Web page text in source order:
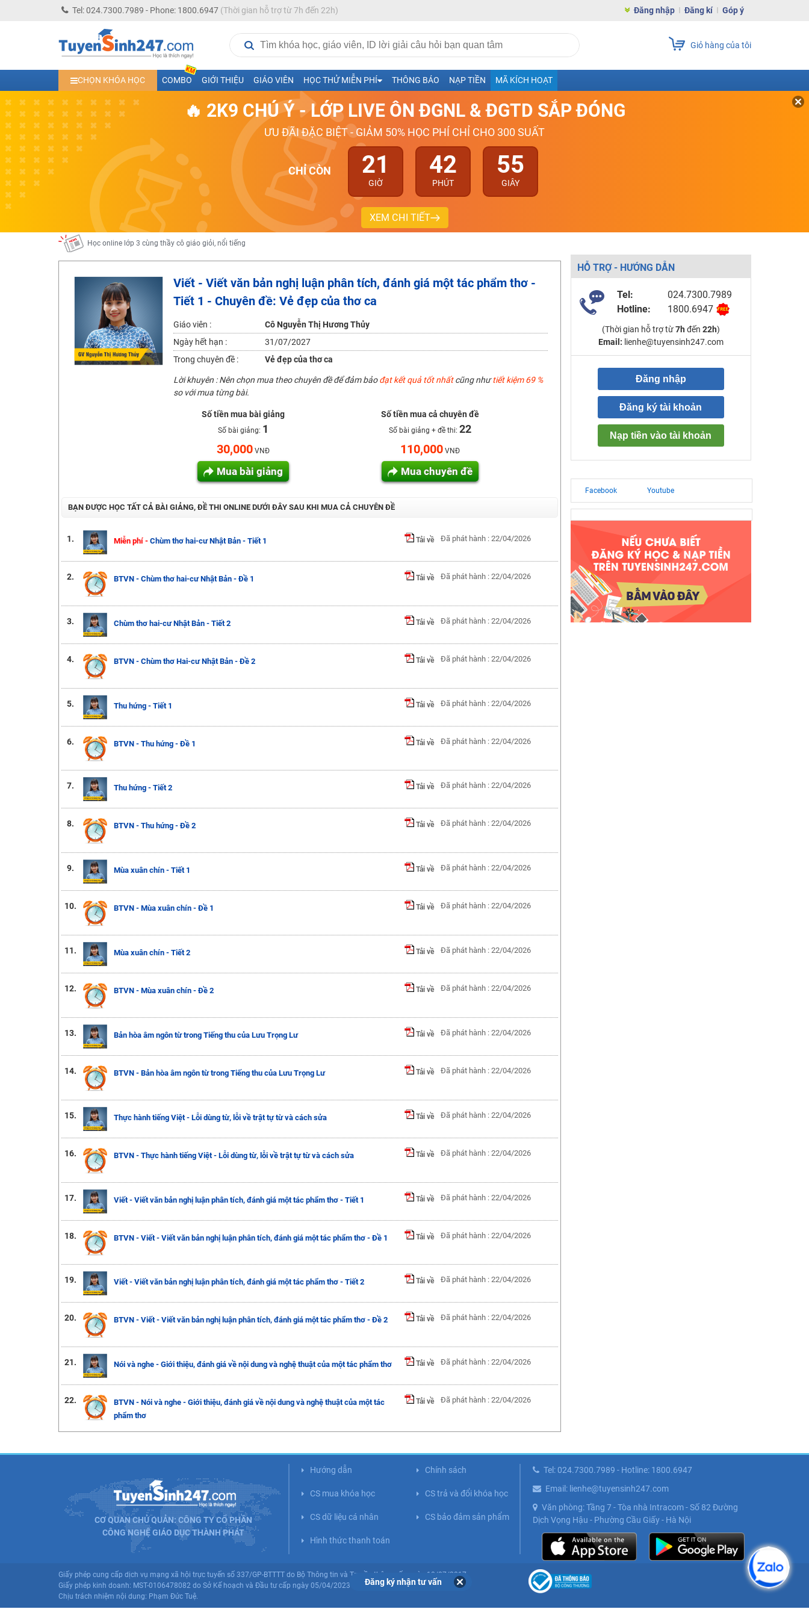
Tel: 024.7300.7989 - Phone: 1800.6947(Thời gian hỗ trợ từ 7h đến 22h) Đăng nhập Đăng kí Góp ý
Giỏ hàng của tôi
CHỌN KHÓA HỌC COMBO GIỚI THIỆU GIÁO VIÊN HỌC THỬ MIỄN PHÍ THÔNG BÁO NẠP TIỀN MÃ KÍCH HOẠT
🔥 2K9 CHÚ Ý - LỚP LIVE ÔN ĐGNL & ĐGTD SẮP ĐÓNG
ƯU ĐÃI ĐẶC BIỆT - GIẢM 50% HỌC PHÍ CHỈ CHO 300 SUẤT
CHỈ CÒN 21
GIỜ
42
PHÚT
54
GIÂY
XEM CHI TIẾT
Học trực tuyến lớp 10 các môn Toán - Lý - Hóa - Văn - Anh- Sinh-Sử-Địa cùng Thầy Cô giỏi, nổi tiếng
Học online trực tuyến cấp Tiểu học và THCS năm học 2026-2027
Học online lớp 5 cùng thầy cô giáo giỏi, nổi tiếng
Học online lớp 7 cùng thầy cô giáo giỏi
Học online lớp 6 cùng thầy cô giỏi, nổi tiếng
Học online lớp 8 cùng thầy cô giáo giỏi
2K13! Bứt Phá Lớp 5 Năm Học 2023 - 2024
Học online lớp 4 cùng thầy cô giáo giỏi, nổi tiếng
Học online lớp 3 cùng thầy cô giáo giỏi, nổi tiếng
Học online lớp 2 với thầy cô giáo giỏi, nổi tiếng
2K6! Lộ Trình Sun 2024 - Ba bước luyện thi TN THPT - ĐH ít nhất 25 điểm
Hot! Lễ hội đồng giá 449K - 499K toàn bộ khoá học tại Tuyensinh247 (Từ 16-18/07/2025)
Khuyến Mãi Khoá Học 1K Chỉ Từ 11-13/09/2024
Đồng giá khóa học 499K - 399K (13/11-15/11)
Khai giảng các khóa lớp 9 Toán - Lý - Hóa - Văn - Anh năm 2018
Luyện thi vào lớp 10 môn Toán, Văn, Hóa, Anh, Lý với giáo viên giỏi và nổi tiếng
Viết - Viết văn bản nghị luận phân tích, đánh giá một tác phẩm thơ -
Tiết 1 - Chuyên đề: Vẻ đẹp của thơ ca
Giáo viên :
Cô Nguyễn Thị Hương Thủy
Ngày hết hạn :
31/07/2027
Trong chuyên đề :
Vẻ đẹp của thơ ca
Lời khuyên : Nên chọn mua theo chuyên đề để đảm bảođạt kết quả tốt nhấtcũng nhưtiết kiệm 69 %
so với mua từng bài.
Số tiền mua bài giảng
Số bài giảng: 1
30,000VNĐ
Mua bài giảng
Số tiền mua cả chuyên đề
Số bài giảng + đề thi: 22
110,000 VNĐ
Mua chuyên đề
BẠN ĐƯỢC HỌC TẤT CẢ BÀI GIẢNG, ĐỀ THI ONLINE DƯỚI ĐÂY SAU KHI MUA CẢ CHUYÊN ĐỀ
1. Miễn phí - Chùm thơ hai-cư Nhật Bản - Tiết 1 Tải về Đã phát hành : 22/04/2026
2. BTVN - Chùm thơ hai-cư Nhật Bản - Đề 1 Tải về Đã phát hành : 22/04/2026
3. Chùm thơ hai-cư Nhật Bản - Tiết 2 Tải về Đã phát hành : 22/04/2026
4. BTVN - Chùm thơ Hai-cư Nhật Bản - Đề 2 Tải về Đã phát hành : 22/04/2026
5. Thu hứng - Tiết 1 Tải về Đã phát hành : 22/04/2026
6. BTVN - Thu hứng - Đề 1 Tải về Đã phát hành : 22/04/2026
7. Thu hứng - Tiết 2 Tải về Đã phát hành : 22/04/2026
8. BTVN - Thu hứng - Đề 2 Tải về Đã phát hành : 22/04/2026
9. Mùa xuân chín - Tiết 1 Tải về Đã phát hành : 22/04/2026
10. BTVN - Mùa xuân chín - Đề 1 Tải về Đã phát hành : 22/04/2026
11. Mùa xuân chín - Tiết 2 Tải về Đã phát hành : 22/04/2026
12. BTVN - Mùa xuân chín - Đề 2 Tải về Đã phát hành : 22/04/2026
13. Bản hòa âm ngôn từ trong Tiếng thu của Lưu Trọng Lư Tải về Đã phát hành : 22/04/2026
14. BTVN - Bản hòa âm ngôn từ trong Tiếng thu của Lưu Trọng Lư Tải về Đã phát hành : 22/04/2026
15. Thực hành tiếng Việt - Lỗi dùng từ, lỗi về trật tự từ và cách sửa Tải về Đã phát hành : 22/04/2026
16. BTVN - Thực hành tiếng Việt - Lỗi dùng từ, lỗi về trật tự từ và cách sửa Tải về Đã phát hành : 22/04/2026
17. Viết - Viết văn bản nghị luận phân tích, đánh giá một tác phẩm thơ - Tiết 1 Tải về Đã phát hành : 22/04/2026
18. BTVN - Viết - Viết văn bản nghị luận phân tích, đánh giá một tác phẩm thơ - Đề 1 Tải về Đã phát hành : 22/04/2026
19. Viết - Viết văn bản nghị luận phân tích, đánh giá một tác phẩm thơ - Tiết 2 Tải về Đã phát hành : 22/04/2026
20. BTVN - Viết - Viết văn bản nghị luận phân tích, đánh giá một tác phẩm thơ - Đề 2 Tải về Đã phát hành : 22/04/2026
21. Nói và nghe - Giới thiệu, đánh giá về nội dung và nghệ thuật của một tác phẩm thơ Tải về Đã phát hành : 22/04/2026
22.
BTVN - Nói và nghe - Giới thiệu, đánh giá về nội dung và nghệ thuật của một tác
phẩm thơ
Tải về Đã phát hành : 22/04/2026
HỖ TRỢ - HƯỚNG DẪN
Tel:
024.7300.7989
Hotline:
1800.6947
(Thời gian hỗ trợ từ7h đến 22h)
Email: lienhe@tuyensinh247.com
Đăng nhập
Đăng ký tài khoản
Nạp tiền vào tài khoản
Facebook Youtube
Đăng ký nhận tư vấn
CƠ QUAN CHỦ QUẢN: CÔNG TY CỔ PHẦN
CÔNG NGHỆ GIÁO DỤC THÀNH PHÁT
Hướng dẫn Chính sách
CS mua khóa học CS trả và đổi khóa học
CS dữ liệu cá nhân CS bảo đảm sản phẩm
Hình thức thanh toán
Tel: 024.7300.7989 - Hotline: 1800.6947
Email: lienhe@tuyensinh247.com
Văn phòng: Tầng 7 - Tòa nhà Intracom - Số 82 Đường
Dịch Vọng Hậu - Phường Cầu Giấy - Hà Nội
Giấy phép cung cấp dịch vụ mạng xã hội trực tuyến số 337/GP-BTTTT do Bộ Thông tin và Truyền thông cấp ngày 10/07/2017.
Giấy phép kinh doanh: MST-0106478082 do Sở Kế hoạch và Đầu tư cấp ngày 05/04/2023 (Lần 5).
Chịu trách nhiệm nội dung: Phạm Đức Tuệ.